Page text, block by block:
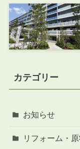
カテゴリー
お知らせ
リフォーム・